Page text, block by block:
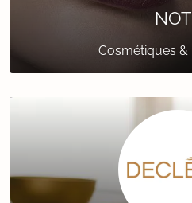
Cosmétiques